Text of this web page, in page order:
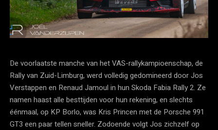
De voorlaatste manche van het VAS-rallykampioenschap, de
Rally van Zuid-Limburg, werd volledig gedomineerd door Jos
Verstappen en Renaud Jamoul in hun Skoda Fabia Rally 2. Ze
namen haast alle besttijden voor hun rekening, en slechts
éénmaal, op KP Borlo, was Kris Princen met de Porsche 991
GT3 een paar tellen sneller. Zodoende volgt Jos zichzelf op